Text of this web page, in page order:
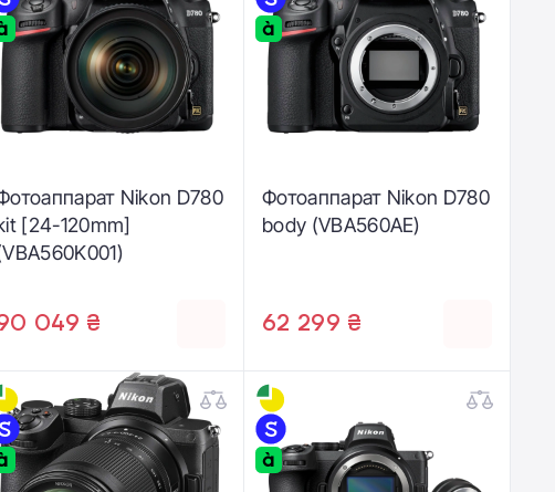
Nikon D780
[24-120mm]
049 ₴
Фотоаппарат Nikon D780
body (VBA560AE)
62 299 ₴